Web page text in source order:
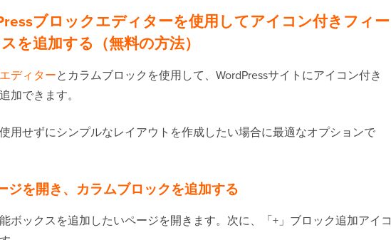
ブロックエディターを使用してアイコン付きフィー
を追加する（無料の方法）
ディターとカラムブロックを使用して、WordPressサイトにアイコン付き
加できます。
用せずにシンプルなレイアウトを作成したい場合に最適なオプションで
ジを開き、カラムブロックを追加する
ボックスを追加したいページを開きます。次に、「+」ブロック追加アイコ